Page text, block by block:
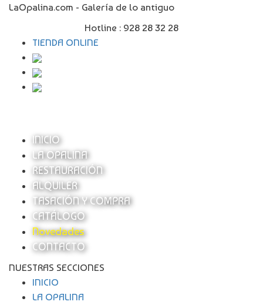
LaOpalina.com - Galería de lo antiguo
Hotline : 928 28 32 28
TIENDA ONLINE
INICIO
LA OPALINA
RESTAURACIÓN
ALQUILER
TASACIÓN Y COMPRA
CATÁLOGO
Novedades
CONTACTO
NUESTRAS SECCIONES
INICIO
LA OPALINA